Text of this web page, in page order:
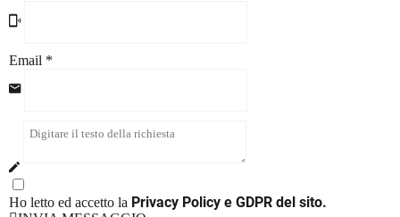
Email *
Ho letto ed accetto la Privacy Policy e GDPR del sito.